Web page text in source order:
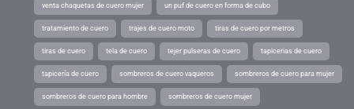
venta chaquetas de cuero mujer un puf de cuero en forma de cubo
tratamiento de cuero trajes de cuero moto tiras de cuero por metros
tiras de cuero tela de cuero tejer pulseras de cuero tapicerias de cuero
tapicería de cuero sombreros de cuero vaqueros sombreros de cuero para mujer
sombreros de cuero para hombre sombreros de cuero mujer